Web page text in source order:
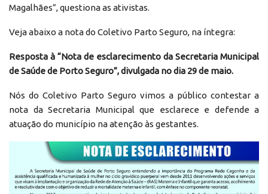
Magalhães”, questiona as ativistas.
Veja abaixo a nota do Coletivo Parto Seguro, na íntegra:
Resposta à “Nota de esclarecimento da Secretaria Municipal
de Saúde de Porto Seguro”, divulgada no dia 29 de maio.
Nós do Coletivo Parto Seguro vimos a público contestar a
nota da Secretaria Municipal que esclarece e defende a
atuação do município na atenção às gestantes.